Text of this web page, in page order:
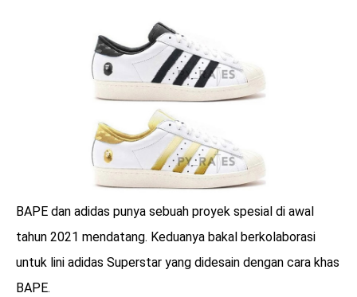
LOGIN
BAPE dan adidas punya sebuah proyek spesial di awal
tahun 2021 mendatang. Keduanya bakal berkolaborasi
untuk lini adidas Superstar yang didesain dengan cara khas
BAPE.